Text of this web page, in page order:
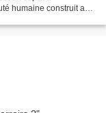
humaine construit au